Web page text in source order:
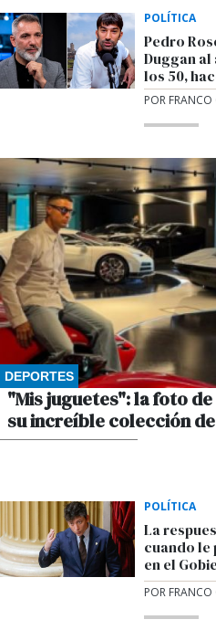
POLÍTICA
Pedro
Duggan
los 50,
POR FRANCO
DEPORTES
"Mis juguetes": la foto
su increíble colección
POLÍTICA
La
cuando le
en el
POR FRANCO